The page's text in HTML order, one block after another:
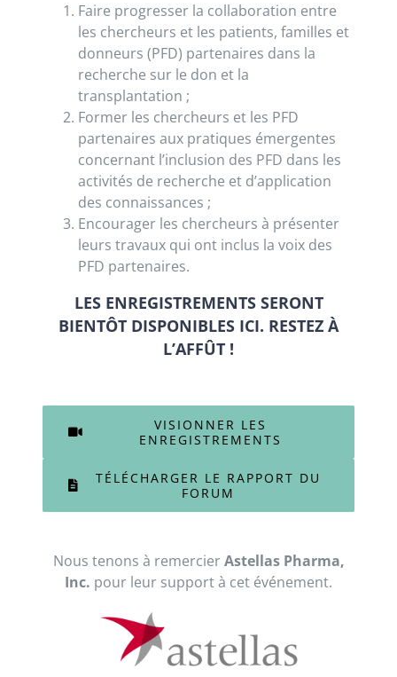
Faire progresser la collaboration entre
les chercheurs et les patients, familles et
donneurs (PFD) partenaires dans la
recherche sur le don et la
transplantation ;
Former les chercheurs et les PFD
partenaires aux pratiques émergentes
concernant l’inclusion des PFD dans les
activités de recherche et d’application
des connaissances ;
Encourager les chercheurs à présenter
leurs travaux qui ont inclus la voix des
PFD partenaires.
LES ENREGISTREMENTS SERONT
BIENTÔT DISPONIBLES ICI. RESTEZ À
L’AFFÛT !
VISIONNER LES
ENREGISTREMENTS
TÉLÉCHARGER LE RAPPORT DU
FORUM
Nous tenons à remercierAstellas Pharma,
Inc. pour leur support à cet événement.